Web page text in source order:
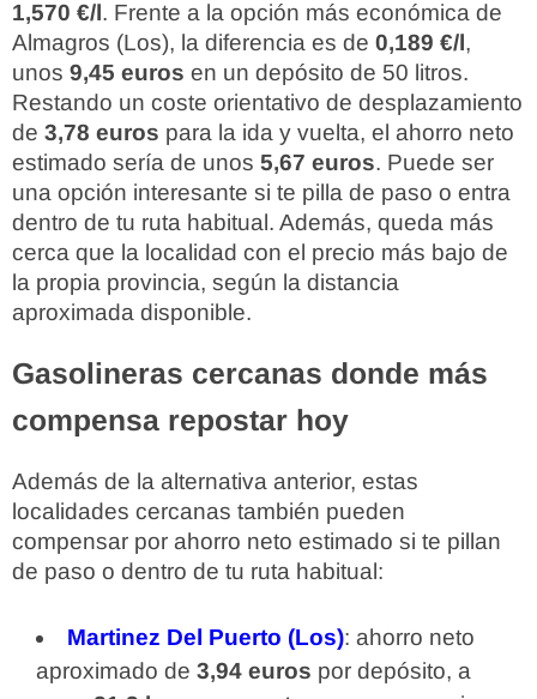
1,570 €/l. Frente a la opción más económica de
Almagros (Los), la diferencia es de 0,189 €/l,
unos 9,45 euros en un depósito de 50 litros.
Restando un coste orientativo de desplazamiento
de 3,78 euros para la ida y vuelta, el ahorro neto
estimado sería de unos 5,67 euros. Puede ser
una opción interesante si te pilla de paso o entra
dentro de tu ruta habitual. Además, queda más
cerca que la localidad con el precio más bajo de
la propia provincia, según la distancia
aproximada disponible.
Gasolineras cercanas donde más
compensa repostar hoy
Además de la alternativa anterior, estas
localidades cercanas también pueden
compensar por ahorro neto estimado si te pillan
de paso o dentro de tu ruta habitual:
Martinez Del Puerto (Los): ahorro neto
aproximado de 3,94 euros por depósito, a